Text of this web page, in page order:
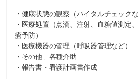
・健康状態の観察（バイタルチェックな
・医療処置（点滴、注射、血糖値測定
瘡予防）
・医療機器の管理（呼吸器管理など）
・その他、各種介助
・報告書・看護計画書作成